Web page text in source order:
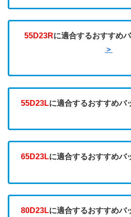
55D23Rに適合するおすすめ
＞
55D23Lに適合するおすすめバ
65D23Lに適合するおすすめバ
80D23Lに適合するおすすめバ